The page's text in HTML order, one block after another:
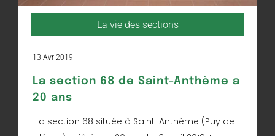
La vie des sections
13 Avr 2019
La section 68 de Saint-Anthème a
20 ans
La section 68 située à Saint-Anthème (Puy de